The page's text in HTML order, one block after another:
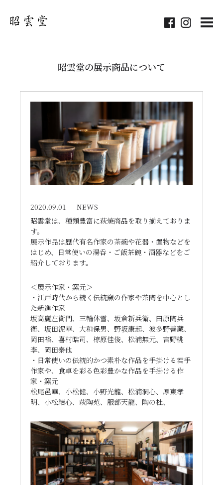
昭雲堂の展示商品について
2020.09.01
NEWS
昭雲堂は、種類豊富に萩焼商品を取り揃えておりま
す。
展示作品は歴代有名作家の茶碗や花器・置物などを
はじめ、日常使いの湯呑・ご飯茶碗・酒器などをご
紹介しております。
＜展示作家・窯元＞
・江戸時代から続く伝統窯の作家や茶陶を中心とし
た新進作家
坂高麗左衛門、三輪休雪、坂倉新兵衛、田原陶兵
衛、坂田泥華、大和保男、野坂康起、波多野善蔵、
岡田裕、喜村晧司、椋原佳俊、松浦無元、吉野桃
李、岡田泰他
・日常使いの伝統的かつ素朴な作品を手掛ける若手
作家や、食卓を彩る色彩豊かな作品を手掛ける作
家・窯元
松尾邑華、小松健、小野光龍、松浦洞心、厚東孝
明、小松結心、萩陶苑、服部天龍、陶の杜、